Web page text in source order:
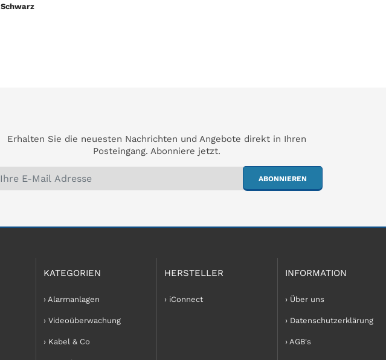
Schwarz
Erhalten Sie die neuesten Nachrichten und Angebote direkt in Ihren
Posteingang. Abonniere jetzt.
ABONNIEREN
KATEGORIEN
› Alarmanlagen
› Videoüberwachung
› Kabel & Co
HERSTELLER
› iConnect
INFORMATION
› Über uns
› Datenschutzerklärung
› AGB's